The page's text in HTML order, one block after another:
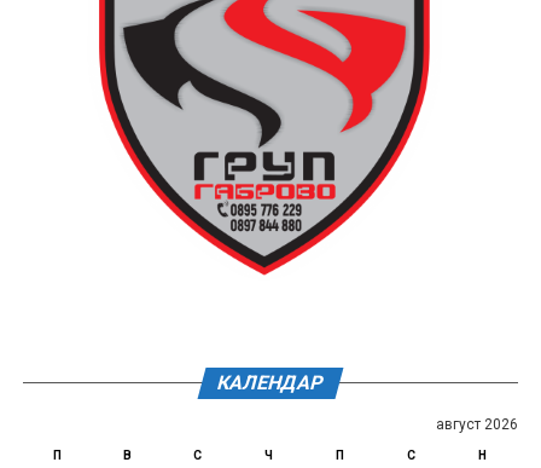
КАЛЕНДАР
август 2026
П В С Ч П С Н